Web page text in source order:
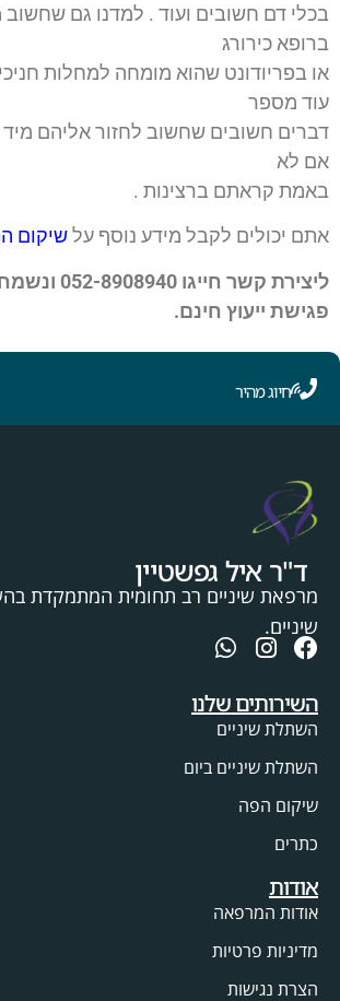
בכלי דם חשובים ועוד . למדנו גם
ברופא כירורג
או בפריודונט שהוא מומחה למחלות
עוד מספר
דברים חשובים שחשוב לחזור אליהם
אם לא
באמת קראתם ברצינות .
אתם יכולים לקבל מידע נוסף עלשיקום
ליצירת קשר
פגישת ייעוץ חינם.
חיוג מהיר
ד"ר איל גפשטיין
מרפאת שיניים רב תחומית המתמקדת
שיניים.
השירותים שלנו
השתלת שיניים
השתלת שיניים ביום
שיקום הפה
כתרים
אודות
אודות המרפאה
מדיניות פרטיות
הצרת נגישות